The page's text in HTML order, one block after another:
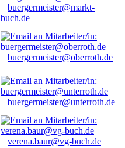
buergermeister@markt-
buch.de
buergermeister@oberroth.de
buergermeister@unterroth.de
verena.baur@vg-buch.de